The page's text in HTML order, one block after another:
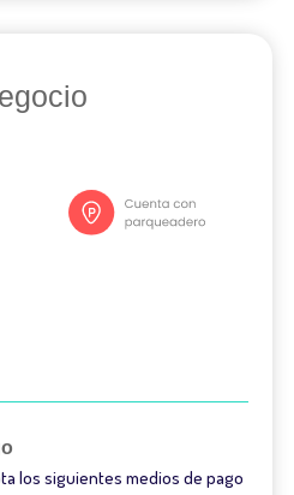
los siguientes medios de pago